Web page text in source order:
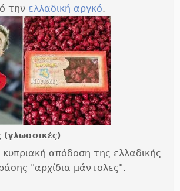
την ελλαδική αργκό.
(γλωσσικές)
κυπριακή απόδοση της ελλαδικής
"αρχίδια μάντολες".